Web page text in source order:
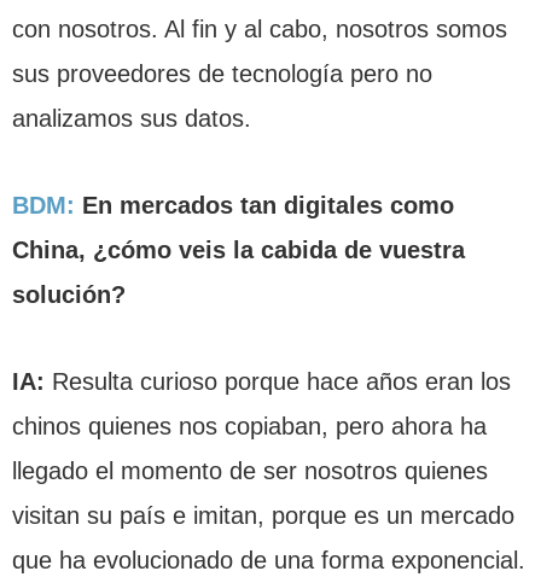
con nosotros. Al fin y al cabo, nosotros somos
sus proveedores de tecnología pero no
analizamos sus datos.
BDM: En mercados tan digitales como
China, ¿cómo veis la cabida de vuestra
solución?
IA: Resulta curioso porque hace años eran los
chinos quienes nos copiaban, pero ahora ha
llegado el momento de ser nosotros quienes
visitan su país e imitan, porque es un mercado
que ha evolucionado de una forma exponencial.